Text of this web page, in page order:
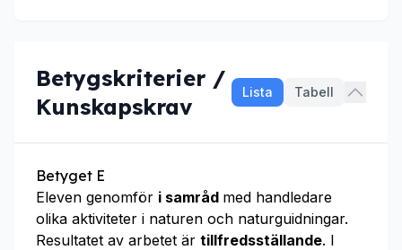
Betygskriterier /
Kunskapskrav
Lista Tabell
Betyget E
Eleven genomför i samråd med handledare
olika aktiviteter i naturen och naturguidningar.
Resultatet av arbetet är tillfredsställande. I